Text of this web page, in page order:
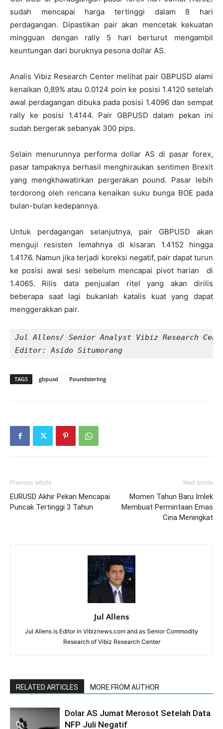
sudah mencapai harga tertinggi dalam 8 hari
perdagangan. Dipastikan pair akan mencetak kekuatan
mingguan dengan rally 5 hari berturut mengambil
keuntungan dari buruknya pesona dollar AS.
Analis Vibiz Research Center melihat pair GBPUSD alami
kenaikan 0,89% atau 0.0124 poin ke posisi 1.4120 setelah
awal perdagangan dibuka pada posisi 1.4096 dan sempat
rally ke posisi 1.4144. Pair GBPUSD dalam pekan ini
sudah bergerak sebanyak 300 pips.
Selain menurunnya performa dollar AS di pasar forex,
pasar tampaknya berhasil menghiraukan sentimen Brexit
yang mengkhawatirkan pergerakan pound. Pasar lebih
terdorong oleh rencana kenaikan suku bunga BOE pada
bulan-bulan kedepannya.
Untuk perdagangan selanjutnya, pair GBPUSD akan
menguji resisten lemahnya di kisaran 1.4152 hingga
1.4176. Namun jika terjadi koreksi negatif, pair dapat turun
ke posisi awal sesi sebelum mencapai pivot harian di
1.4065. Rilis data penjualan ritel yang akan dirilis
beberapa saat lagi bukanlah katalis kuat yang dapat
menggerakkan pair.
Jul Allens/ Senior Analyst Vibiz Research
Editor: Asido Situmorang
TAGS gbpusd Poundsterling
Previous article
EURUSD Akhir Pekan Mencapai
Puncak Tertinggi 3 Tahun
Next article
Momen Tahun Baru Imlek
Membuat Permintaan Emas
Cina Meningkat
Jul Allens
Jul Allens is Editor in Vibiznews.com and as Senior Commodity
Research of Vibiz Research Center
RELATED ARTICLES MORE FROM AUTHOR
Dolar AS Jumat Merosot Setelah Data
NFP Juli Negatif